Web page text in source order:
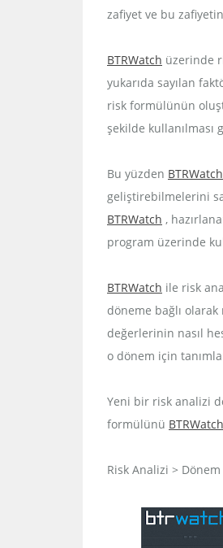
zafiyet ve bu
BTRWatch üzerinde
yukarıda sayılan
risk formülünün
şekilde kullanılması
Bu yüzden BTRWatch
geliştirebilmelerini
BTRWatch ,
program üzerinde
BTRWatch ile risk
döneme bağlı
değerlerinin nasıl
o dönem için
Yeni bir risk analizi
formülünü BTRWatch
Risk Analizi >